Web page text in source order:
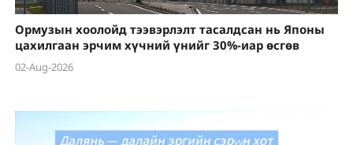
Ормузын хоолойд тээвэрлэлт тасалдсан нь Японы
цахилгаан эрчим хүчний үнийг 30%-иар өсгөв
02-Aug-2026